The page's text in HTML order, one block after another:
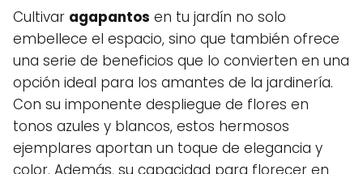
Cultivar agapantos en tu jardín no solo
embellece el espacio, sino que también ofrece
una serie de beneficios que lo convierten en una
opción ideal para los amantes de la jardinería.
Con su imponente despliegue de flores en
tonos azules y blancos, estos hermosos
ejemplares aportan un toque de elegancia y
color. Además, su capacidad para florecer en